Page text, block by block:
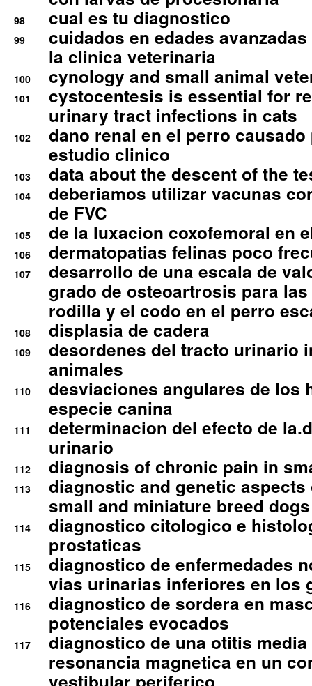
98 cual es tu diagnostico
99
cuidados en edades
la clinica veterinaria
100 cynology and small animal
101
cystocentesis is essential for
urinary tract infections in cats
102
dano renal en el perro
estudio clinico
103 data about the descent of the
104
deberiamos utilizar vacunas
de FVC
105 de la luxacion coxofemoral en
106 dermatopatias felinas poco
107
desarrollo de una escala de
grado de osteoartrosis para
rodilla y el codo en el perro
108 displasia de cadera
109
desordenes del tracto urinario
animales
110
desviaciones angulares de los
especie canina
111
determinacion del efecto de
urinario
112 diagnosis of chronic pain in
113
diagnostic and genetic
small and miniature breed
114
diagnostico citologico e
prostaticas
115
diagnostico de enfermedades
vias urinarias inferiores en los
116
diagnostico de sordera en
potenciales evocados
117
diagnostico de una otitis
resonancia magnetica en un
vestibular periferico